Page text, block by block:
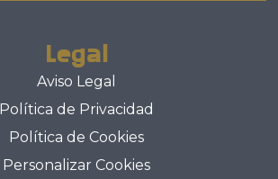
Legal
Aviso Legal
Política de Privacidad
Política de Cookies
Personalizar Cookies